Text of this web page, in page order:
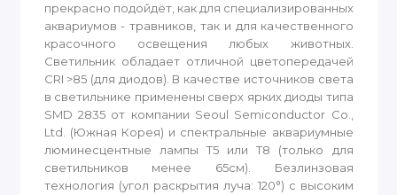
прекрасно подойдёт, как для специализированных
аквариумов - травников, так и для качественного
красочного освещения любых животных.
Светильник обладает отличной цветопередачей
CRI >85 (для диодов). В качестве источников света
в светильнике применены сверх ярких диоды типа
SMD 2835 от компании Seoul Semiconductor Co.,
Ltd. (Южная Корея) и спектральные аквариумные
люминесцентные лампы Т5 или Т8 (только для
светильников менее 65см). Безлинзовая
технология (угол раскрытия луча: 120°) с высоким